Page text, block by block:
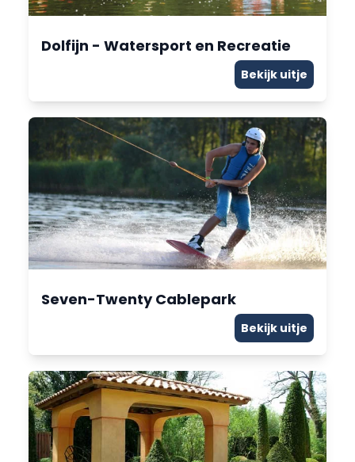
Dolfijn - Watersport en Recreatie
Bekijk uitje
Seven-Twenty Cablepark
Bekijk uitje